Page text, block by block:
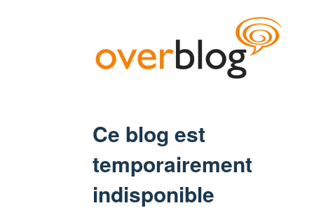
Ce blog est
temporairement
indisponible